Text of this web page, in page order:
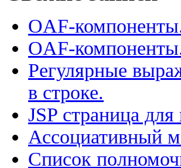
OAF-
OAF-
Регулярные
в строке.
JSP страница
Ассоциативный
Список